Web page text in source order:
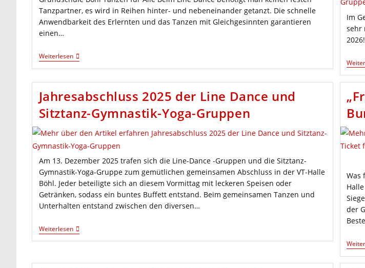
Kickboxen“
Tanzpartner, es wird in Reihen hinter- und nebeneinander getanzt. Die schnelle
Anwendbarkeit des Erlernten und das Tanzen mit Gleichgesinnten garantieren
einen…
WeiterlesenLine
Dance
Schnuppertermine
Einsteiger
Im
sehr
2026!
Jahresabschluss 2025 der Line Dance und
Sitztanz-Gymnastik-Yoga-Gruppen
Am 13. Dezember 2025 trafen sich die Line-Dance -Gruppen und die Sitztanz-
Gymnastik-Yoga-Gruppe zum gemütlichen gemeinsamen Abschluss in der VT-Halle
Böhl. Jeder beteiligte sich an diesem Vormittag mit leckeren Speisen oder
Getränken, sodass ein buntes Buffett entstand. Beim gemeinsamen Tanzen und
Unterhalten entstand zwischen den diversen…
WeiterlesenJahresabschluss
2025
Dance
Was
der